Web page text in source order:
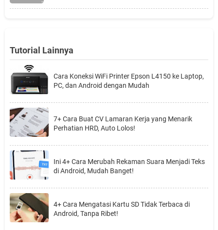
Tutorial Lainnya
Cara Koneksi WiFi Printer Epson L4150 ke Laptop,
PC, dan Android dengan Mudah
7+ Cara Buat CV Lamaran Kerja yang Menarik
Perhatian HRD, Auto Lolos!
Ini 4+ Cara Merubah Rekaman Suara Menjadi Teks
di Android, Mudah Banget!
4+ Cara Mengatasi Kartu SD Tidak Terbaca di
Android, Tanpa Ribet!